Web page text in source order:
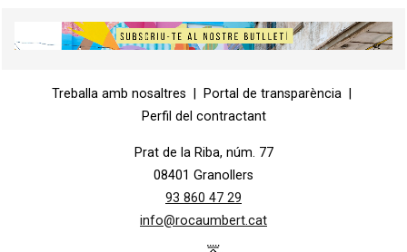
Treballa amb nosaltres
Portal de transparència
Perfil del contractant
Prat de la Riba, núm. 77
08401 Granollers
93 860 47 29
info@rocaumbert.cat